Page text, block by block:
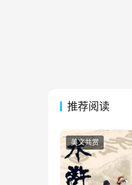
推荐阅读
美文共赏